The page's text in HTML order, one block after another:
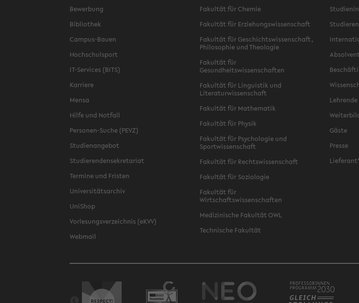
Bewerbung
Bibliothek
Campus-Bauen
Hochschulsport
IT-Services (BITS)
Karriere
Mensa
Hilfe und Notfall
Personen-Suche (PEVZ)
Studienangebot
Studierendensekretariat
Termine und Fristen
Universitätsarchiv
UniShop
Vorlesungsverzeichnis (eKVV)
Webmail
Fakultät für Chemie
Fakultät für Erziehungswissenschaft
Fakultät für Geschichtswissenschaft,
Philosophie und Theologie
Fakultät für
Gesundheitswissenschaften
Fakultät für Linguistik und
Literaturwissenschaft
Fakultät für Mathematik
Fakultät für Physik
Fakultät für Psychologie und
Sportwissenschaft
Fakultät für Rechtswissenschaft
Fakultät für Soziologie
Fakultät für
Wirtschaftswissenschaften
Medizinische Fakultät OWL
Technische Fakultät
Lehrende
Gäste
Presse